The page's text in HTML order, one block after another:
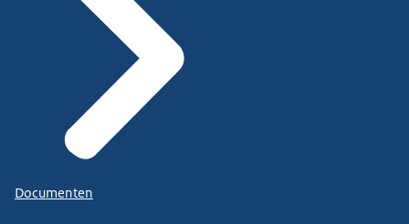
Documenten